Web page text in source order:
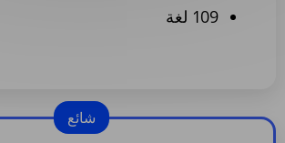
109 لغة
شائع